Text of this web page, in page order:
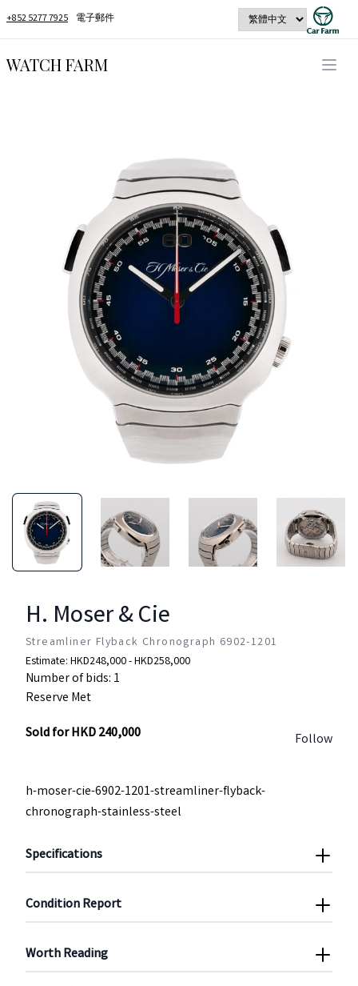
+852 5277 7925 電子郵件
WATCH FARM
H. Moser & Cie
Streamliner Flyback Chronograph 6902-1201
Estimate: HKD248,000 - HKD258,000
Number of bids: 1
Reserve Met
Sold forHKD240,000 Follow
h-moser-cie-6902-1201-streamliner-flyback-
chronograph-stainless-steel
Specifications
Condition Report
Worth Reading